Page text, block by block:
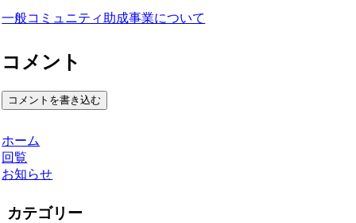
一般コミュニティ助成事業について
コメント
コメントを書き込む
ホーム
回覧
お知らせ
カテゴリー